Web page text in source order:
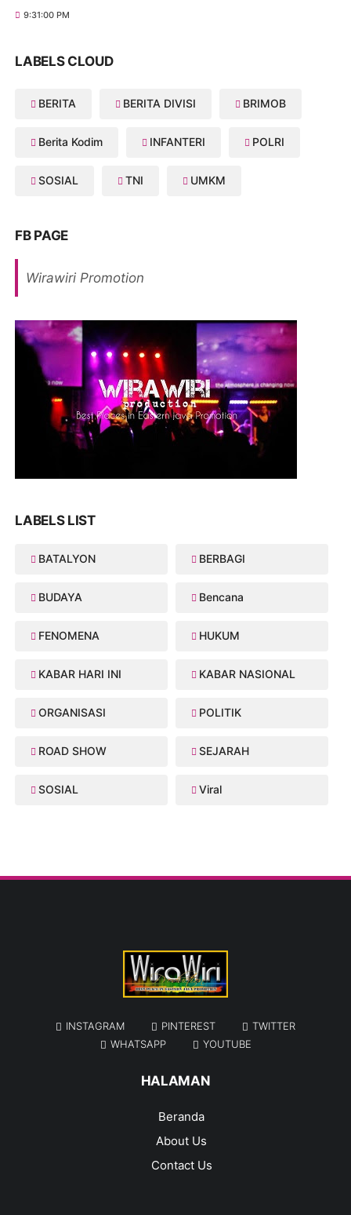
9:31:00 PM
LABELS CLOUD
BERITA BERITA DIVISI BRIMOB
Berita Kodim INFANTERI POLRI
SOSIAL TNI UMKM
FB PAGE
Wirawiri Promotion
LABELS LIST
BATALYON BERBAGI
BUDAYA Bencana
FENOMENA HUKUM
KABAR HARI INI KABAR NASIONAL
ORGANISASI POLITIK
ROAD SHOW SEJARAH
SOSIAL Viral
INSTAGRAM PINTEREST
TWITTER
WHATSAPP
YOUTUBE
HALAMAN
Beranda
About Us
Contact Us